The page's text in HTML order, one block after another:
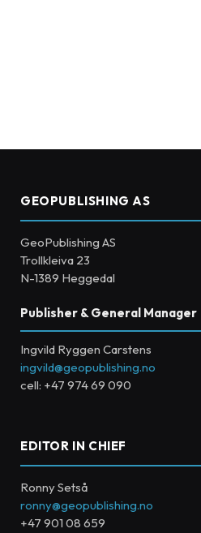
GEOPUBLISHING AS
GeoPublishing AS
Trollkleiva 23
N-1389 Heggedal
Publisher & General Manager
Ingvild Ryggen Carstens
ingvild@geopublishing.no
cell: +47 974 69 090
EDITOR IN CHIEF
Ronny Setså
ronny@geopublishing.no
+47 901 08 659